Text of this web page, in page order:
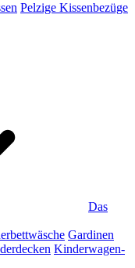
Pelzige Kissenbezüge
Das
Gardinen
Kinderwagen-